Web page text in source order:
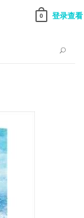
0 登录查看